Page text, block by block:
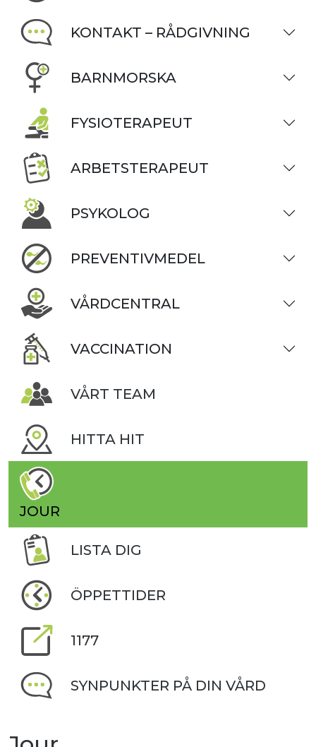
KONTAKT – RÅDGIVNING
BARNMORSKA
FYSIOTERAPEUT
ARBETSTERAPEUT
PSYKOLOG
PREVENTIVMEDEL
VÅRDCENTRAL
VACCINATION
VÅRT TEAM
HITTA HIT
JOUR
LISTA DIG
ÖPPETTIDER
1177
SYNPUNKTER PÅ DIN VÅRD